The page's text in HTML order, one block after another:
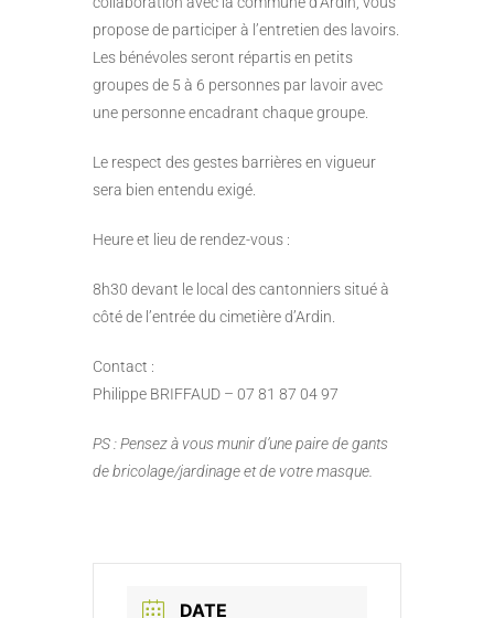
propose de participer à l’entretien des lavoirs.
Les bénévoles seront répartis en petits
groupes de 5 à 6 personnes par lavoir avec
une personne encadrant chaque groupe.
Le respect des gestes barrières en vigueur
sera bien entendu exigé.
Heure et lieu de rendez-vous :
8h30 devant le local des cantonniers situé à
côté de l’entrée du cimetière d’Ardin.
Contact :
Philippe BRIFFAUD – 07 81 87 04 97
PS : Pensez à vous munir d’une paire de gants
de bricolage/jardinage et de votre masque.
DATE